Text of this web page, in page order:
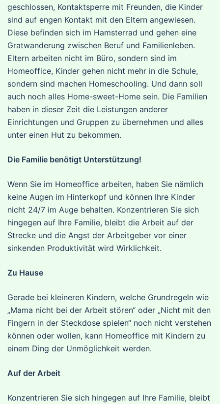
geschlossen, Kontaktsperre mit Freunden, die Kinder
sind auf engen Kontakt mit den Eltern angewiesen.
Diese befinden sich im Hamsterrad und gehen eine
Gratwanderung zwischen Beruf und Familienleben.
Eltern arbeiten nicht im Büro, sondern sind im
Homeoffice, Kinder gehen nicht mehr in die Schule,
sondern sind machen Homeschooling. Und dann soll
auch noch alles Home-sweet-Home sein. Die Familien
haben in dieser Zeit die Leistungen anderer
Einrichtungen und Gruppen zu übernehmen und alles
unter einen Hut zu bekommen.
Die Familie benötigt Unterstützung!
Wenn Sie im Homeoffice arbeiten, haben Sie nämlich
keine Augen im Hinterkopf und können Ihre Kinder
nicht 24/7 im Auge behalten. Konzentrieren Sie sich
hingegen auf Ihre Familie, bleibt die Arbeit auf der
Strecke und die Angst der Arbeitgeber vor einer
sinkenden Produktivität wird Wirklichkeit.
Zu Hause
Gerade bei kleineren Kindern, welche Grundregeln wie
„Mama nicht bei der Arbeit stören“ oder „Nicht mit den
Fingern in der Steckdose spielen“ noch nicht verstehen
können oder wollen, kann Homeoffice mit Kindern zu
einem Ding der Unmöglichkeit werden.
Auf der Arbeit
Konzentrieren Sie sich hingegen auf Ihre Familie, bleibt